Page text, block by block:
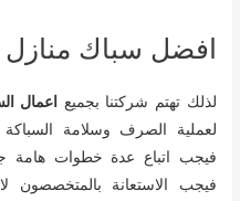
افضل سباك منازل
لذلك تهتم شركتنا بجميع اعمال
لعملية الصرف وسلامة السباكة
فيجب اتباع عدة خطوات هامة
فيجب الاستعانة بالمتخصصون